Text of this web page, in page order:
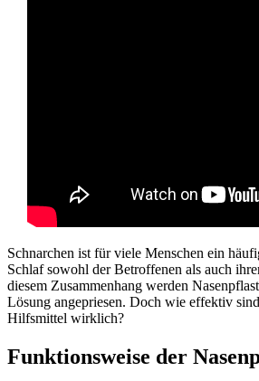
Schnarchen ist für viele Menschen ein
Schlaf sowohl der Betroffenen als auch
diesem Zusammenhang werden
Lösung angepriesen. Doch wie effektiv
Hilfsmittel wirklich?
Funktionsweise der